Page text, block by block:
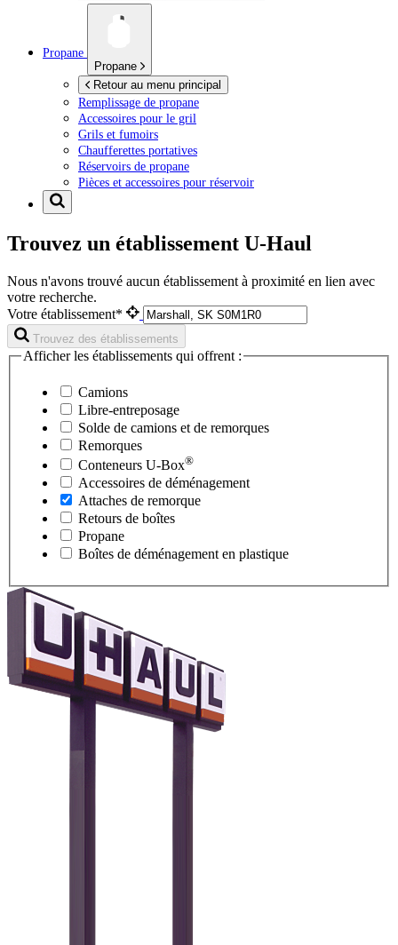
Propane
Propane
Retour au menu principal
Remplissage de propane
Accessoires pour le gril
Grils et fumoirs
Chaufferettes portatives
Réservoirs de propane
Pièces et accessoires pour réservoir
Trouvez un établissement U-Haul
Nous n'avons trouvé aucun établissement à proximité en lien avec
votre recherche.
Votre établissement*
Trouvez des établissements
Afficher les établissements qui offrent :
Camions
Libre-entreposage
Solde de camions et de remorques
Remorques
Conteneurs U-Box®
Accessoires de déménagement
Attaches de remorque
Retours de boîtes
Propane
Boîtes de déménagement en plastique